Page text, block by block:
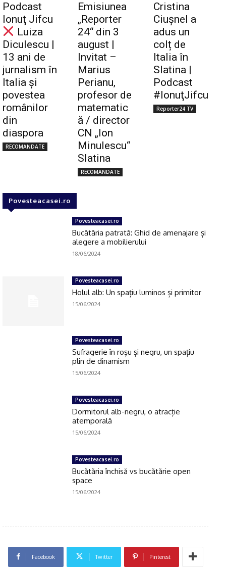
Podcast
Ionuţ Jifcu
Luiza
Diculescu |
13 ani de
jurnalism în
Italia și
povestea
românilor
din
diaspora
RECOMANDATE
Emisiunea
„Reporter
24“ din 3
august |
Invitat –
Marius
Perianu,
profesor de
matematic
ă / director
CN „Ion
Minulescu“
Slatina
RECOMANDATE
Cristina
Ciuşnel a
adus un
colț de
Italia în
Slatina |
Podcast
#IonuţJifcu
Reporter24 TV
Povesteacasei.ro
Povesteacasei.ro
Bucătăria patrată: Ghid de amenajare și
alegere a mobilierului
18/06/2024
Povesteacasei.ro
Holul alb: Un spațiu luminos și primitor
15/06/2024
Povesteacasei.ro
Sufragerie în roșu și negru, un spațiu
plin de dinamism
15/06/2024
Povesteacasei.ro
Dormitorul alb-negru, o atracție
atemporală
15/06/2024
Povesteacasei.ro
Bucătăria închisă vs bucătărie open
space
15/06/2024
Facebook Twitter Pinterest